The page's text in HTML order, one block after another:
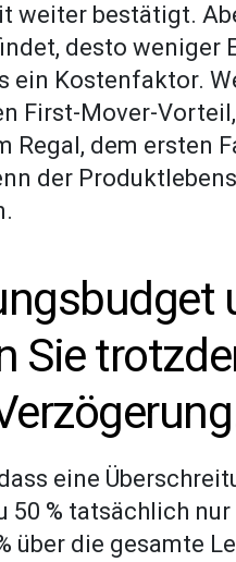
weiter bestätigt.
desto weniger
ein Kostenfaktor.
First-Mover-
Regal, dem ersten
der
Sie
eine
% tatsächlich nur
über die gesamte